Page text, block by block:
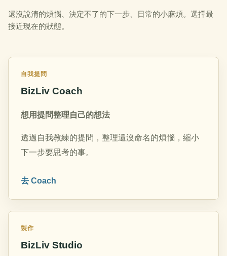
還沒說清的煩惱、決定不了的下一步、日常的小麻煩。選擇最
接近現在的狀態。
自我提問
BizLiv Coach
想用提問整理自己的想法
透過自我教練的提問，整理還沒命名的煩惱，縮小
下一步要思考的事。
去 Coach
製作
BizLiv Studio